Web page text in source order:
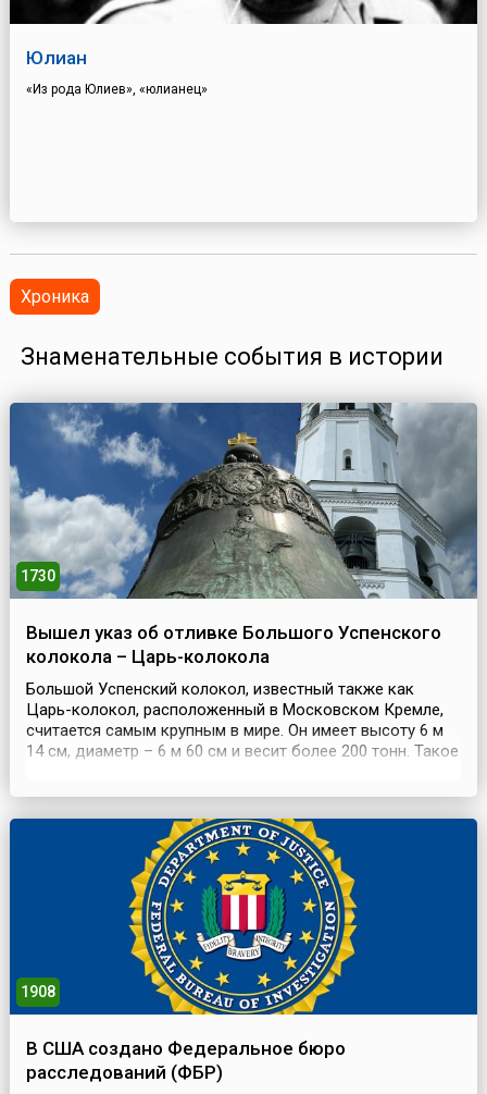
Юлиан
«Из рода Юлиев», «юлианец»
Хроника
Знаменательные события в истории
1730
Вышел указ об отливке Большого Успенского
колокола – Царь-колокола
Большой Успенский колокол, известный также как
Царь-колокол, расположенный в Московском Кремле,
считается самым крупным в мире. Он имеет высоту 6 м
14 см, диаметр – 6 м 60 см и весит более 200 тонн. Такое
начале 17 века и в 1654 году. Последний разбился во
императрица Анна Иоанновна подписала ук...
1908
В США создано Федеральное бюро
расследований (ФБР)